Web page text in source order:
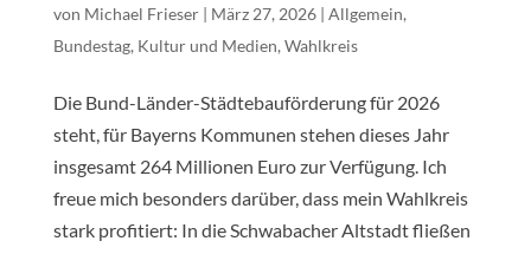
von Michael Frieser| März 27, 2026| Allgemein,
Bundestag, Kultur und Medien, Wahlkreis
Die Bund-Länder-Städtebauförderung für 2026
steht, für Bayerns Kommunen stehen dieses Jahr
insgesamt 264 Millionen Euro zur Verfügung. Ich
freue mich besonders darüber, dass mein Wahlkreis
stark profitiert: In die Schwabacher Altstadt fließen